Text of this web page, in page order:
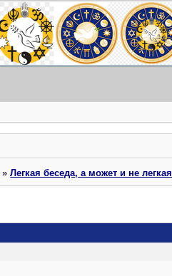
»Легкая беседа, а может и не легкая